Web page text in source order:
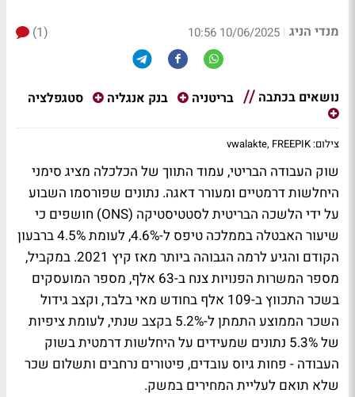
מנדי הניג |
10/06/2025 10:56
(1)
נושאים בכתבה בריטניה בנק אנגליה סטגפלציה
צילום: vwalakte, FREEPIK
שוק העבודה הבריטי, עמוד התווך של הכלכלה מציג סימני
היחלשות דרמטיים ומעורר דאגה. נתונים שפורסמו השבוע
על ידי הלשכה הבריטית לסטטיסטיקה (ONS) חושפים כי
שיעור האבטלה בממלכה טיפס ל-4.6%, לעומת 4.5% ברבעון
הקודם והגיע לרמה הגבוהה ביותר מאז קיץ 2021. במקביל,
מספר המשרות הפנויות צנח ב-63 אלף, מספר המועסקים
בשכר התכווץ ב-109 אלף בחודש מאי בלבד, וקצב גידול
השכר הממוצע התמתן ל-5.2% בקצב שנתי, לעומת ציפיות
של 5.3% נתונים שמעידים על היחלשות דרמטית בשוק
העבודה - פחות גיוס עובדים, פיטורים נרחבים ותשלום שכר
שלא תואם לעליית המחירים במשק.